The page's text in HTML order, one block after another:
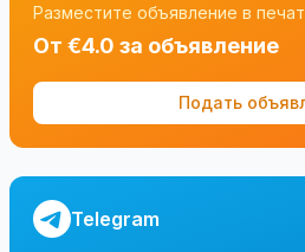
Разместите объявление в
От €4.0 за объявление
Подать
Telegram